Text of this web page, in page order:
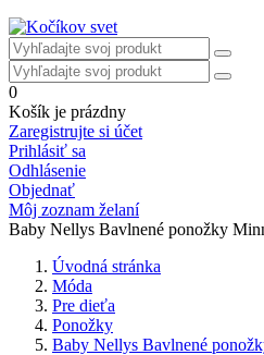
0
Košík je prázdny
Zaregistrujte si účet
Prihlásiť sa
Odhlásenie
Objednať
Môj zoznam želaní
Baby Nellys Bavlnené ponožky
Úvodná stránka
Móda
Pre dieťa
Ponožky
Baby Nellys Bavlnené